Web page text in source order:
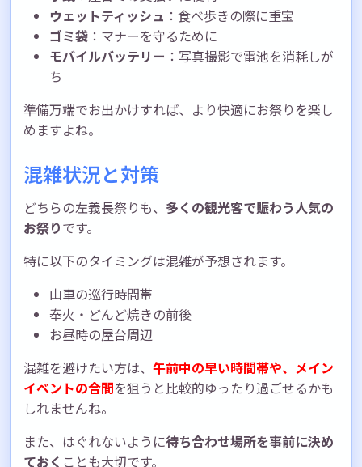
ウェットティッシュ ：食べ歩きの際に重宝
ゴミ袋 ：マナーを守るために
モバイルバッテリー ：写真撮影で電池を消耗しが
ち
準備万端でお出かけすれば、より快適にお祭りを楽し
めますよね。
混雑状況と対策
どちらの左義長祭りも、 多くの観光客で賑わう人気の
お祭りです。
特に以下のタイミングは混雑が予想されます。
山車の巡行時間帯
奉火・どんど焼きの前後
お昼時の屋台周辺
混雑を避けたい方は、 午前中の早い時間帯や、メイン
イベントの合間を狙うと比較的ゆったり過ごせるかも
しれませんね。
また、はぐれないように待ち合わせ場所を事前に決め
ておく ことも大切です。